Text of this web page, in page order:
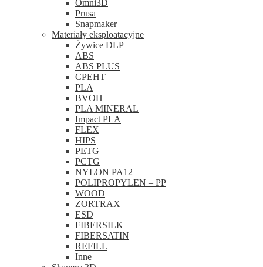
Omni3D
Prusa
Snapmaker
Materiały eksploatacyjne
Żywice DLP
ABS
ABS PLUS
CPEHT
PLA
BVOH
PLA MINERAL
Impact PLA
FLEX
HIPS
PETG
PCTG
NYLON PA12
POLIPROPYLEN – PP
WOOD
ZORTRAX
ESD
FIBERSILK
FIBERSATIN
REFILL
Inne